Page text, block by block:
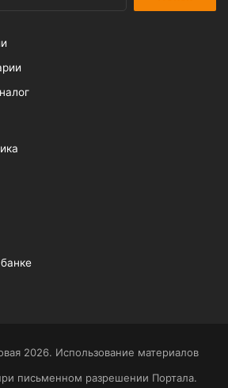
2026. Использование материалов
письменном разрешении Портала.